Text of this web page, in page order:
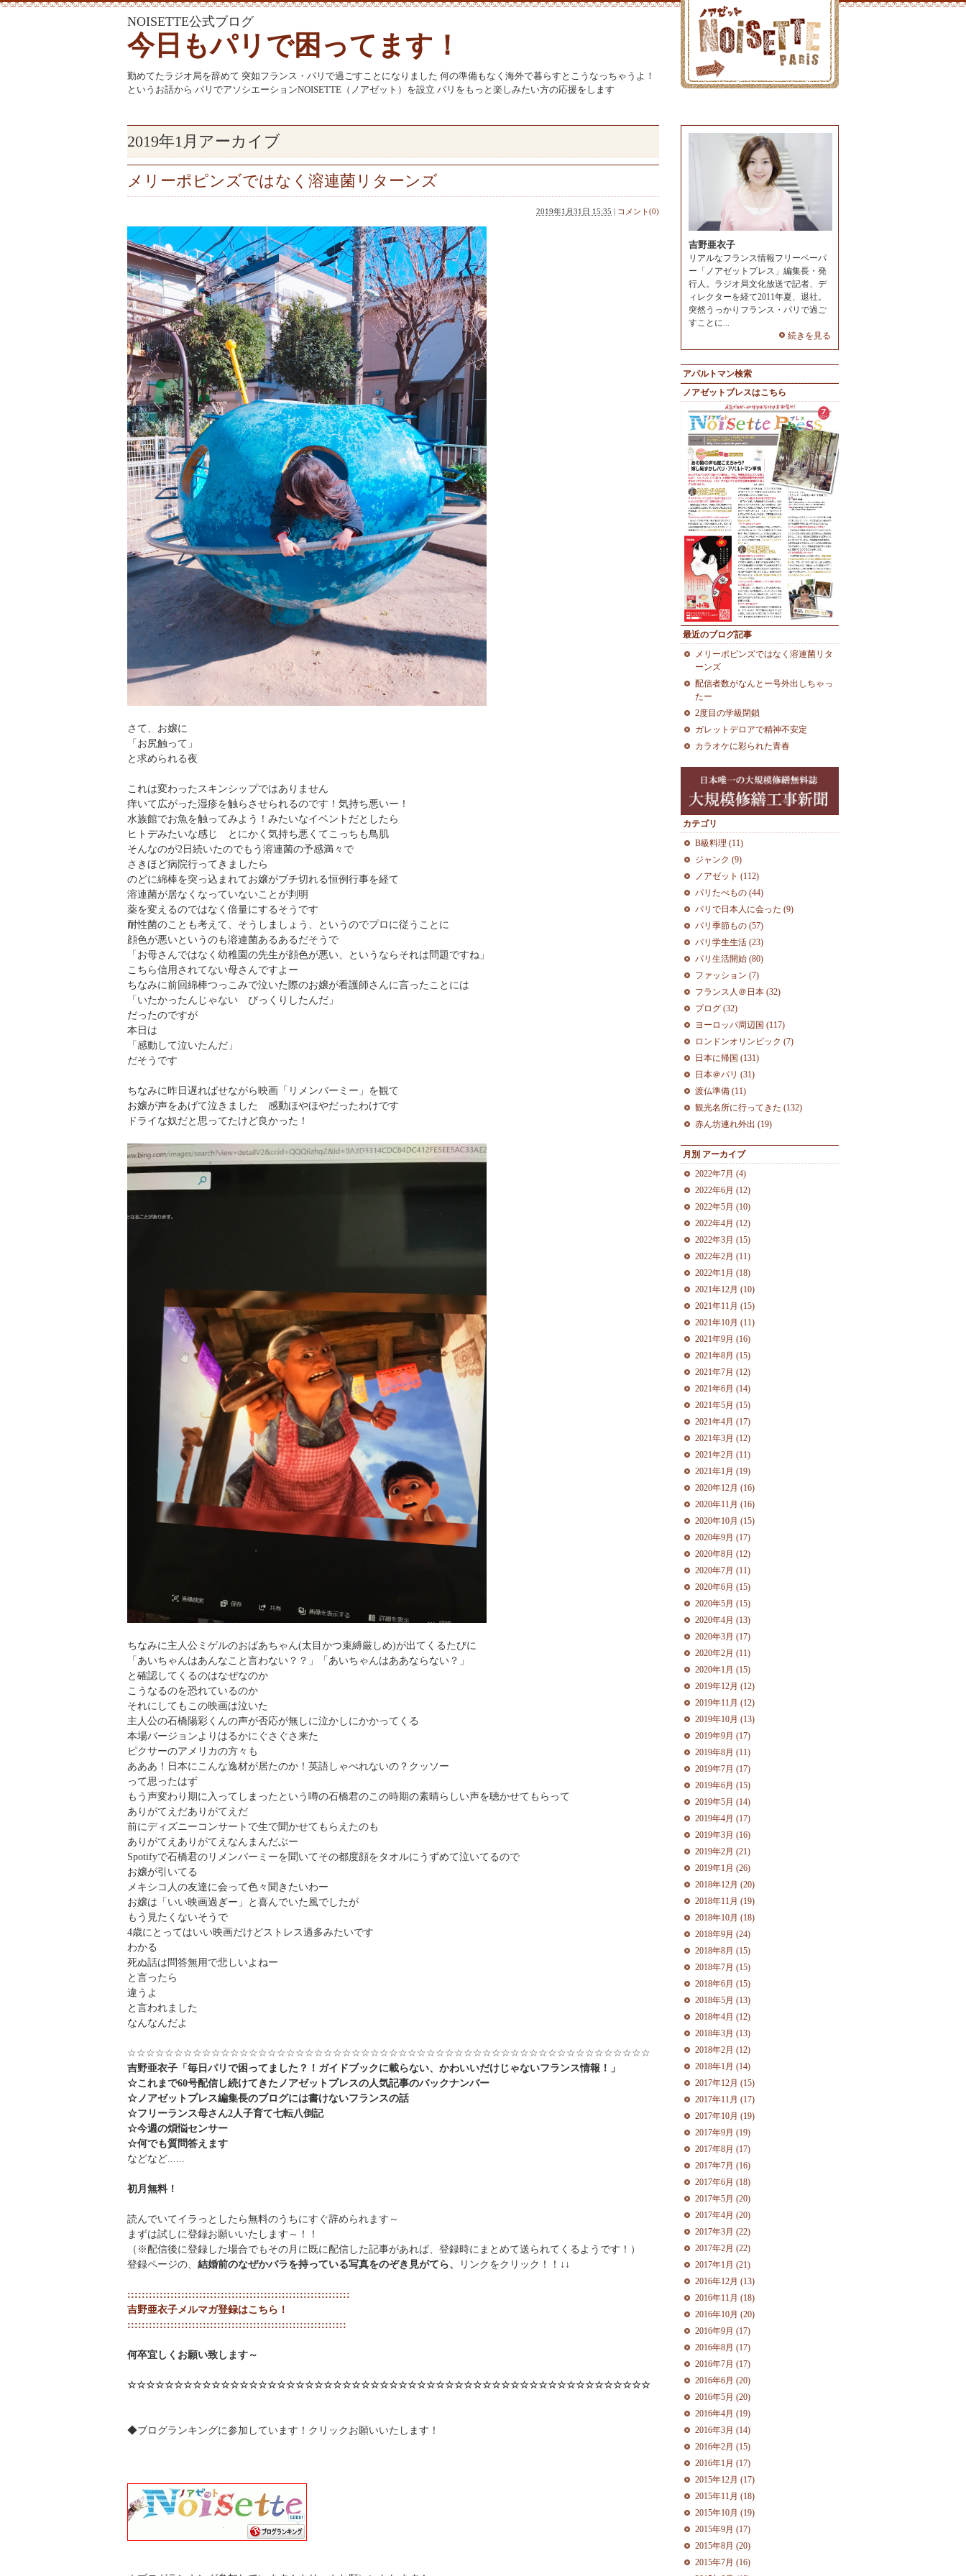
NOISETTE公式ブログ
今日もパリで困ってます！
勤めてたラジオ局を辞めて 突如フランス・パリで過ごすことになりました 何の準備もなく海外で暮らすとこうなっちゃうよ！
というお話から パリでアソシエーションNOISETTE（ノアゼット）を設立 パリをもっと楽しみたい方の応援をします
2019年1月アーカイブ
メリーポピンズではなく溶連菌リターンズ
2019年1月31日 15:35 | コメント(0)
さて、お嬢に
「お尻触って」
と求められる夜
これは変わったスキンシップではありません
痒いて広がった湿疹を触らさせられるのです！気持ち悪いー！
水族館でお魚を触ってみよう！みたいなイベントだとしたら
ヒトデみたいな感じ とにかく気持ち悪くてこっちも鳥肌
そんなのが2日続いたのでもう溶連菌の予感満々で
さきほど病院行ってきましたら
のどに綿棒を突っ込まれてお嬢がブチ切れる恒例行事を経て
溶連菌が居なくなっていないことが判明
薬を変えるのではなく倍量にするそうです
耐性菌のことも考えて、そうしましょう、というのでプロに従うことに
顔色が悪いというのも溶連菌あるあるだそうで
「お母さんではなく幼稚園の先生が顔色が悪い、というならそれは問題ですね」
こちら信用されてない母さんですよー
ちなみに前回綿棒つっこみで泣いた際のお嬢が看護師さんに言ったことには
「いたかったんじゃない びっくりしたんだ」
だったのですが
本日は
「感動して泣いたんだ」
だそうです
ちなみに昨日遅ればせながら映画「リメンバーミー」を観て
お嬢が声をあげて泣きました 感動ほやほやだったわけです
ドライな奴だと思ってたけど良かった！
ちなみに主人公ミゲルのおばあちゃん(太目かつ束縛厳しめ)が出てくるたびに
「あいちゃんはあんなこと言わない？？」「あいちゃんはああならない？」
と確認してくるのはなぜなのか
こうなるのを恐れているのか
それにしてもこの映画は泣いた
主人公の石橋陽彩くんの声が否応が無しに泣かしにかかってくる
本場バージョンよりはるかにぐさぐさ来た
ピクサーのアメリカの方々も
あああ！日本にこんな逸材が居たのか！英語しゃべれないの？クッソー
って思ったはず
もう声変わり期に入ってしまったという噂の石橋君のこの時期の素晴らしい声を聴かせてもらって
ありがてえだありがてえだ
前にディズニーコンサートで生で聞かせてもらえたのも
ありがてえありがてえなんまんだぶー
Spotifyで石橋君のリメンバーミーを聞いてその都度顔をタオルにうずめて泣いてるので
お嬢が引いてる
メキシコ人の友達に会って色々聞きたいわー
お嬢は「いい映画過ぎー」と喜んでいた風でしたが
もう見たくないそうで
4歳にとってはいい映画だけどストレス過多みたいです
わかる
死ぬ話は問答無用で悲しいよねー
と言ったら
違うよ
と言われました
なんなんだよ
☆☆☆☆☆☆☆☆☆☆☆☆☆☆☆☆☆☆☆☆☆☆☆☆☆☆☆☆ ☆☆☆☆☆☆☆☆☆☆☆☆☆☆☆☆☆☆☆☆☆☆☆☆☆☆☆☆
吉野亜衣子「毎日パリで困ってました？！ ガイドブックに載らない、かわいいだけじゃないフランス情報！」
☆これまで60号配信し続けてきた ノアゼットプレスの人気記事のバックナンバー
☆ノアゼットプレス編集長のブログには書けないフランスの話
☆フリーランス母さん2人子育て七転八倒記
☆今週の煩悩センサー
☆何でも質問答えます
などなど......
初月無料！
読んでいてイラっとしたら無料のうちにすぐ辞められます～
まずは試しに登録お願いいたします～！！
（※配信後に登録した場合でもその月に既に配信した記事があれば、登録時にまとめて送られてくるようです！）
登録ページの、 結婚前のなぜかバラを持っている写真をのぞき見がてら、 リンクをクリック！！↓↓
::::::::::::::::::::::::::::::::::::::::::::::::::::::::::::::
吉野亜衣子メルマガ登録はこちら！
:::::::::::::::::::::::::::::::::::::::::::::::::::::::::::::
何卒宜しくお願い致します～
☆☆☆☆☆☆☆☆☆☆☆☆☆☆☆☆☆☆☆☆☆☆☆☆☆☆☆☆☆☆☆☆☆☆☆☆☆☆☆☆☆☆☆☆☆☆☆☆☆☆☆☆☆☆☆☆
◆ブログランキングに参加しています！クリックお願いいたします！
吉野亜衣子
リアルなフランス情報フリーペーパ
ー「ノアゼットプレス」編集長・発
行人。ラジオ局文化放送で記者、デ
ィレクターを経て2011年夏、退社。
突然うっかりフランス・パリで過ご
すことに...
続きを見る
アパルトマン検索
ノアゼットプレスはこちら
最近のブログ記事
メリーポピンズではなく溶連菌リタ
ーンズ
配信者数がなんとー号外出しちゃっ
たー
2度目の学級閉鎖
ガレットデロアで精神不安定
カラオケに彩られた青春
カテゴリ
B級料理 (11)
ジャンク (9)
ノアゼット (112)
パリたべもの (44)
パリで日本人に会った (9)
パリ季節もの (57)
パリ学生生活 (23)
パリ生活開始 (80)
ファッション (7)
フランス人＠日本 (32)
ブログ (32)
ヨーロッパ周辺国 (117)
ロンドンオリンピック (7)
日本に帰国 (131)
日本＠パリ (31)
渡仏準備 (11)
観光名所に行ってきた (132)
赤ん坊連れ外出 (19)
月別 アーカイブ
2022年7月 (4)
2022年6月 (12)
2022年5月 (10)
2022年4月 (12)
2022年3月 (15)
2022年2月 (11)
2022年1月 (18)
2021年12月 (10)
2021年11月 (15)
2021年10月 (11)
2021年9月 (16)
2021年8月 (15)
2021年7月 (12)
2021年6月 (14)
2021年5月 (15)
2021年4月 (17)
2021年3月 (12)
2021年2月 (11)
2021年1月 (19)
2020年12月 (16)
2020年11月 (16)
2020年10月 (15)
2020年9月 (17)
2020年8月 (12)
2020年7月 (11)
2020年6月 (15)
2020年5月 (15)
2020年4月 (13)
2020年3月 (17)
2020年2月 (11)
2020年1月 (15)
2019年12月 (12)
2019年11月 (12)
2019年10月 (13)
2019年9月 (17)
2019年8月 (11)
2019年7月 (17)
2019年6月 (15)
2019年5月 (14)
2019年4月 (17)
2019年3月 (16)
2019年2月 (21)
2019年1月 (26)
2018年12月 (20)
2018年11月 (19)
2018年10月 (18)
2018年9月 (24)
2018年8月 (15)
2018年7月 (15)
2018年6月 (15)
2018年5月 (13)
2018年4月 (12)
2018年3月 (13)
2018年2月 (12)
2018年1月 (14)
2017年12月 (15)
2017年11月 (17)
2017年10月 (19)
2017年9月 (19)
2017年8月 (17)
2017年7月 (16)
2017年6月 (18)
2017年5月 (20)
2017年4月 (20)
2017年3月 (22)
2017年2月 (22)
2017年1月 (21)
2016年12月 (13)
2016年11月 (18)
2016年10月 (20)
2016年9月 (17)
2016年8月 (17)
2016年7月 (17)
2016年6月 (20)
2016年5月 (20)
2016年4月 (19)
2016年3月 (14)
2016年2月 (15)
2016年1月 (17)
2015年12月 (17)
2015年11月 (18)
2015年10月 (19)
2015年9月 (17)
2015年8月 (20)
2015年7月 (16)